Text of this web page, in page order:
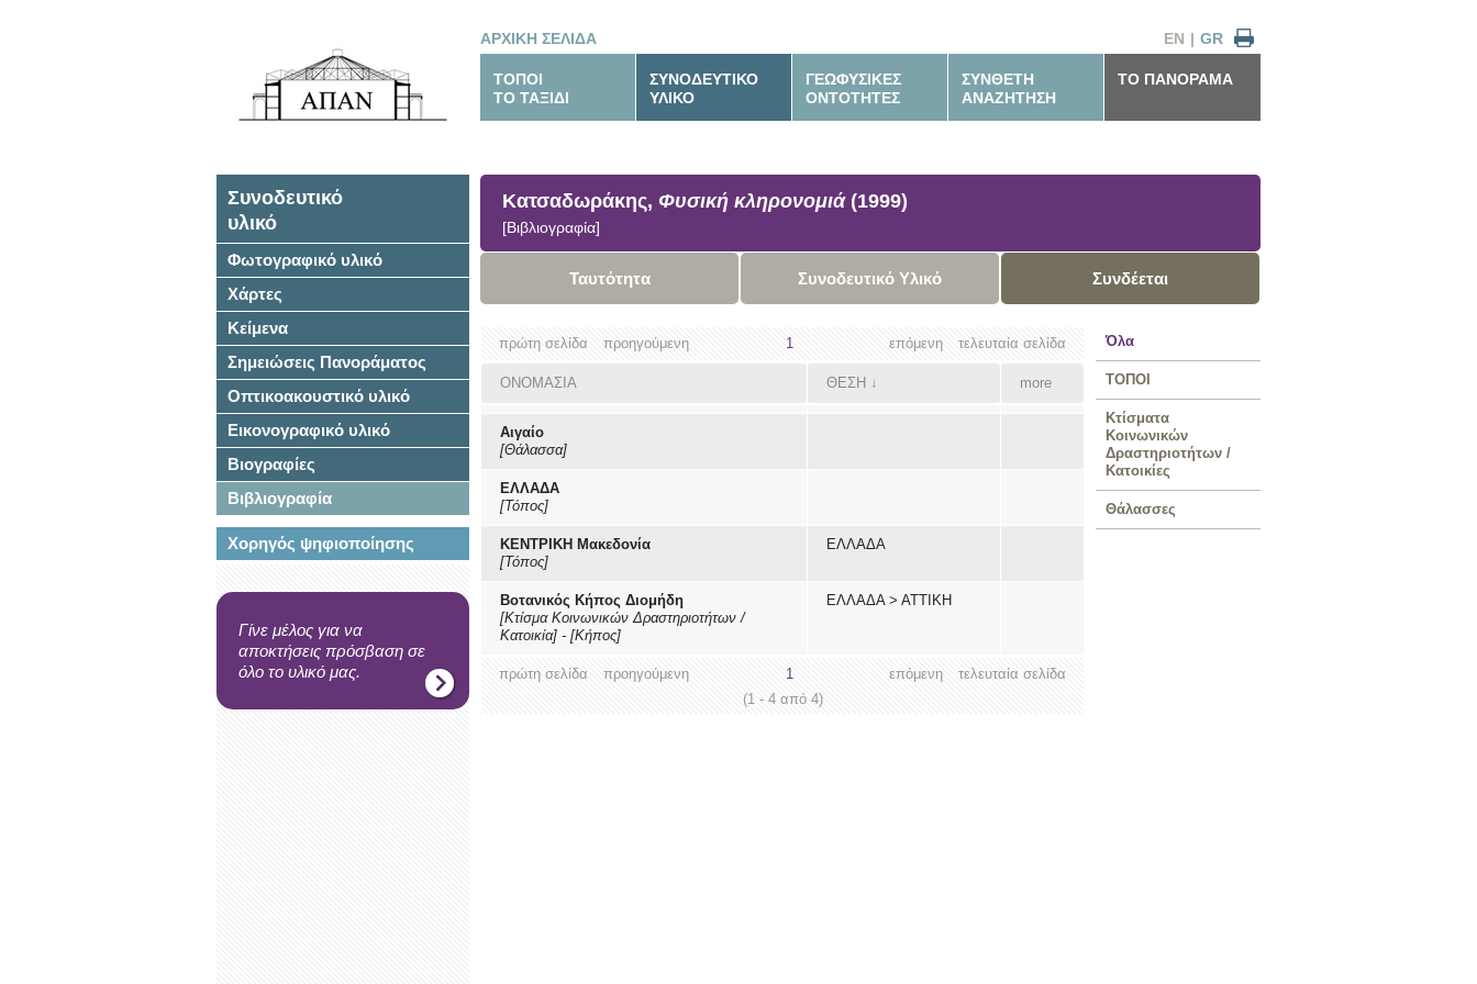
ΑΡΧΙΚΗ ΣΕΛΙΔΑ GR
|
EN
ΤΟΠΟΙ
ΤΟ ΤΑΞΙΔΙ
ΣΥΝΟΔΕΥΤΙΚΟ
ΥΛΙΚΟ
ΓΕΩΦΥΣΙΚΕΣ
ΟΝΤΟΤΗΤΕΣ
ΣΥΝΘΕΤΗ
ΑΝΑΖΗΤΗΣΗ
ΤΟ ΠΑΝΟΡΑΜΑ
Συνοδευτικό
υλικό
Φωτογραφικό υλικό
Χάρτες
Κείμενα
Σημειώσεις Πανοράματος
Οπτικοακουστικό υλικό
Εικονογραφικό υλικό
Βιογραφίες
Βιβλιογραφία
Χορηγός ψηφιοποίησης
Γίνε μέλος για να
αποκτήσεις πρόσβαση σε
όλο το υλικό μας.
Κατσαδωράκης, Φυσική κληρονομιά(1999)
[Βιβλιογραφία]
Ταυτότητα Συνοδευτικό Υλικό Συνδέεται
τελευταία σελίδα
επόμενη
πρώτη σελίδα προηγούμενη 1
ΟΝΟΜΑΣΙΑ ΘΕΣΗ ↓ more
Αιγαίο
[Θάλασσα]
ΕΛΛΑΔΑ
[Τόπος]
ΚΕΝΤΡΙΚΗ Μακεδονία
[Τόπος]
ΕΛΛΑΔΑ
Βοτανικός Κήπος Διομήδη
[Κτίσμα Κοινωνικών Δραστηριοτήτων /
Κατοικία] - [Κήπος]
ΕΛΛΑΔΑ> ΑΤΤΙΚΗ
τελευταία σελίδα
επόμενη
πρώτη σελίδα προηγούμενη
1
(1 - 4 από 4)
Όλα
ΤΟΠΟΙ
Κτίσματα
Κοινωνικών
Δραστηριοτήτων /
Κατοικίες
Θάλασσες